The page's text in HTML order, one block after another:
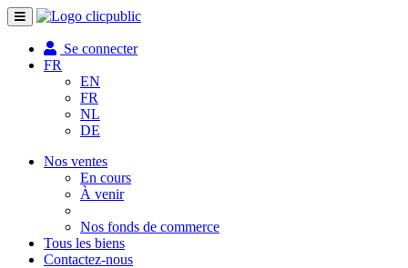
Toggle
navigation
Se connecter
FR
EN
FR
NL
DE
Nos ventes
En cours
À venir
Nos fonds de commerce
Tous les biens
Contactez-nous